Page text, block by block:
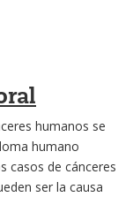
humanos se
humano
casos de cánceres
ser la causa